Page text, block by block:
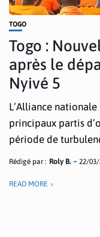
TOGO
Togo :
après le
Nyivé 5
L’Alliance nationale
principaux partis
période de
Rédigé par : Roly B. 22/03/
READ MORE